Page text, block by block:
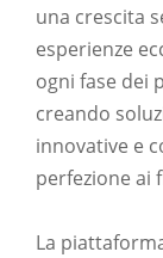
una crescita
esperienze
ogni fase dei
creando
innovative e
perfezione ai
La